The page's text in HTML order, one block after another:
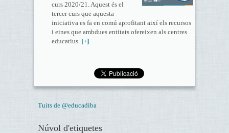
curs 2020/21. Aquest és el
tercer curs que aquesta
iniciativa es fa en comú aprofitant així els recursos
i eines que ambdues entitats ofereixen als centres
educatius. [+]
Tuits de @educadiba
Núvol d'etiquetes